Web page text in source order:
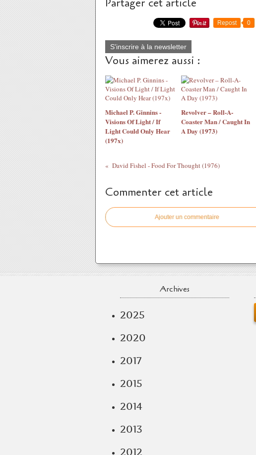
Partager cet article
Repost 0
S'inscrire à la newsletter
Vous aimerez aussi :
Michael P. Ginnins -
Visions Of Light / If
Light Could Only Hear
(197x)
Revolver – Roll-A-
Coaster Man / Caught In
A Day (1973)
David Fishel - Food For Thought (1976)
Commenter cet article
Ajouter un commentaire
Archives
2025
2020
2017
2015
2014
2013
2012